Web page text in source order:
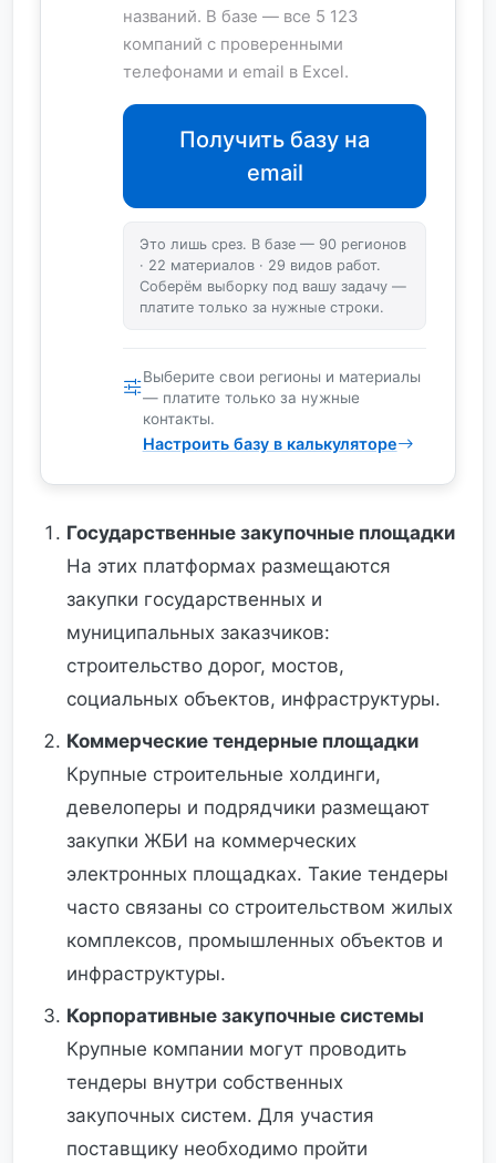
названий. В базе — все 5 123
компаний с проверенными
телефонами и email в Excel.
Получить базу на
email
Это лишь срез. В базе — 90 регионов
· 22 материалов · 29 видов работ.
Соберём выборку под вашу задачу —
платите только за нужные строки.
Выберите свои регионы и материалы
— платите только за нужные
контакты.
Настроить базу в калькуляторе
Государственные закупочные площадки
На этих платформах размещаются
закупки государственных и
муниципальных заказчиков:
строительство дорог, мостов,
социальных объектов, инфраструктуры.
Коммерческие тендерные площадки
Крупные строительные холдинги,
девелоперы и подрядчики размещают
закупки ЖБИ на коммерческих
электронных площадках. Такие тендеры
часто связаны со строительством жилых
комплексов, промышленных объектов и
инфраструктуры.
Корпоративные закупочные системы
Крупные компании могут проводить
тендеры внутри собственных
закупочных систем. Для участия
поставщику необходимо пройти